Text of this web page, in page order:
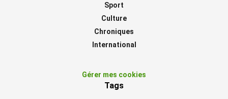
Sport
Culture
Chroniques
International
Gérer mes cookies
Tags